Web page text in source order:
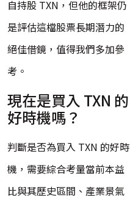
自持股 TXN，但他的框架仍
是評估這檔股票長期潛力的
絕佳借鏡，值得我們多加參
考。
現在是買入 TXN 的
好時機嗎？
判斷是否為買入 TXN 的好時
機，需要綜合考量當前本益
比與其歷史區間、產業景氣